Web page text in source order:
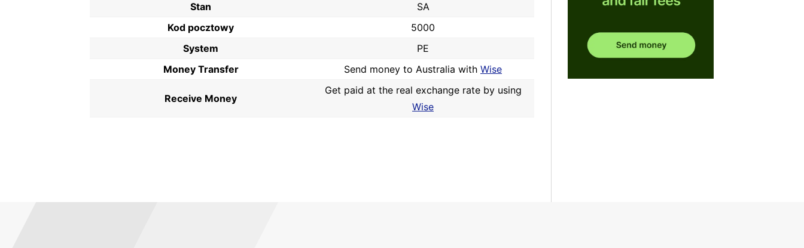
Stan
SA
Kod pocztowy
5000
System
PE
Money Transfer
Send money to Australia with Wise
Receive Money
Get paid at the real exchange rate by using
Wise